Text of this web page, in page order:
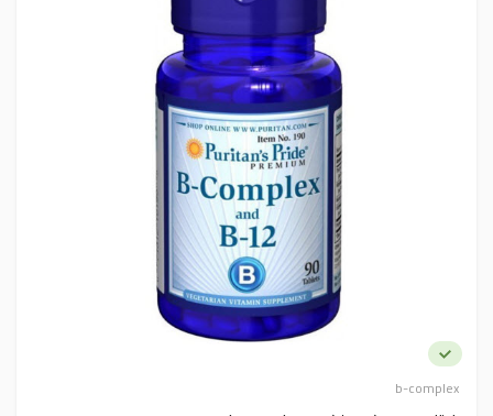
b-complex